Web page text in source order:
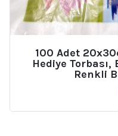
100 Adet
Hediye Torbası,
Renkli